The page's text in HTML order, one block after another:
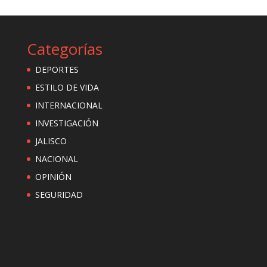
Categorías
DEPORTES
ESTILO DE VIDA
INTERNACIONAL
INVESTIGACIÓN
JALISCO
NACIONAL
OPINIÓN
SEGURIDAD